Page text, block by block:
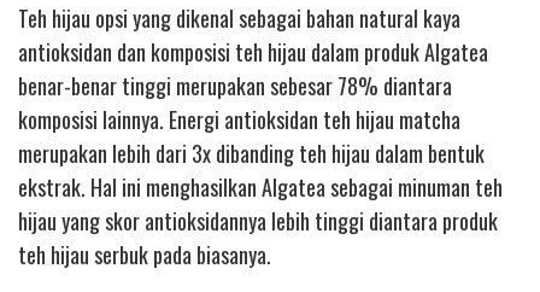
Teh hijau opsi yang dikenal sebagai bahan natural kaya
antioksidan dan komposisi teh hijau dalam produk Algatea
benar-benar tinggi merupakan sebesar 78% diantara
komposisi lainnya. Energi antioksidan teh hijau matcha
merupakan lebih dari 3x dibanding teh hijau dalam bentuk
ekstrak. Hal ini menghasilkan Algatea sebagai minuman teh
hijau yang skor antioksidannya lebih tinggi diantara produk
teh hijau serbuk pada biasanya.